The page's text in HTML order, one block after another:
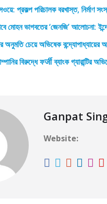
প্রকল্প পরিচালক বরখাস্ত, নির্মাণ
মোহন ভাগবতের ‘জেনজি’ আলোচনা:
অনুমতি চেয়ে অভিষেক বন্দ্যোপাধ্যায়ের
বিরুদ্ধে ফर्जी ব্যাংক গ্যারান্টির
Ganpat
Website: